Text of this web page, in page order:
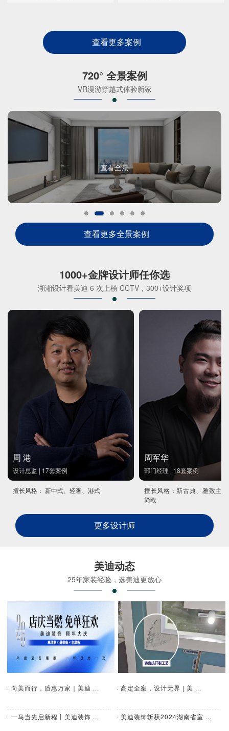
查看更多案例
720° 全景案例
VR漫游穿越式体验新家
查看全景
查看更多全景案例
1000+金牌设计师任你选
湖湘设计看美迪 6 次上榜 CCTV，300+设计奖项
周 港
设计总监 | 17套案例
擅长风格： 新中式、轻奢、港式
周军华
部门经理 | 18套案例
擅长风格：新古典、雅致主
简欧
更多设计师
美迪动态
25年家装经验，选美迪更放心
· 向美而行，质惠万家｜美迪 ...
· 一马当先启新程丨美迪装饰 ...
· 高定全案，设计无界 | 美 ...
· 美迪装饰斩获2024湖南省室 ...